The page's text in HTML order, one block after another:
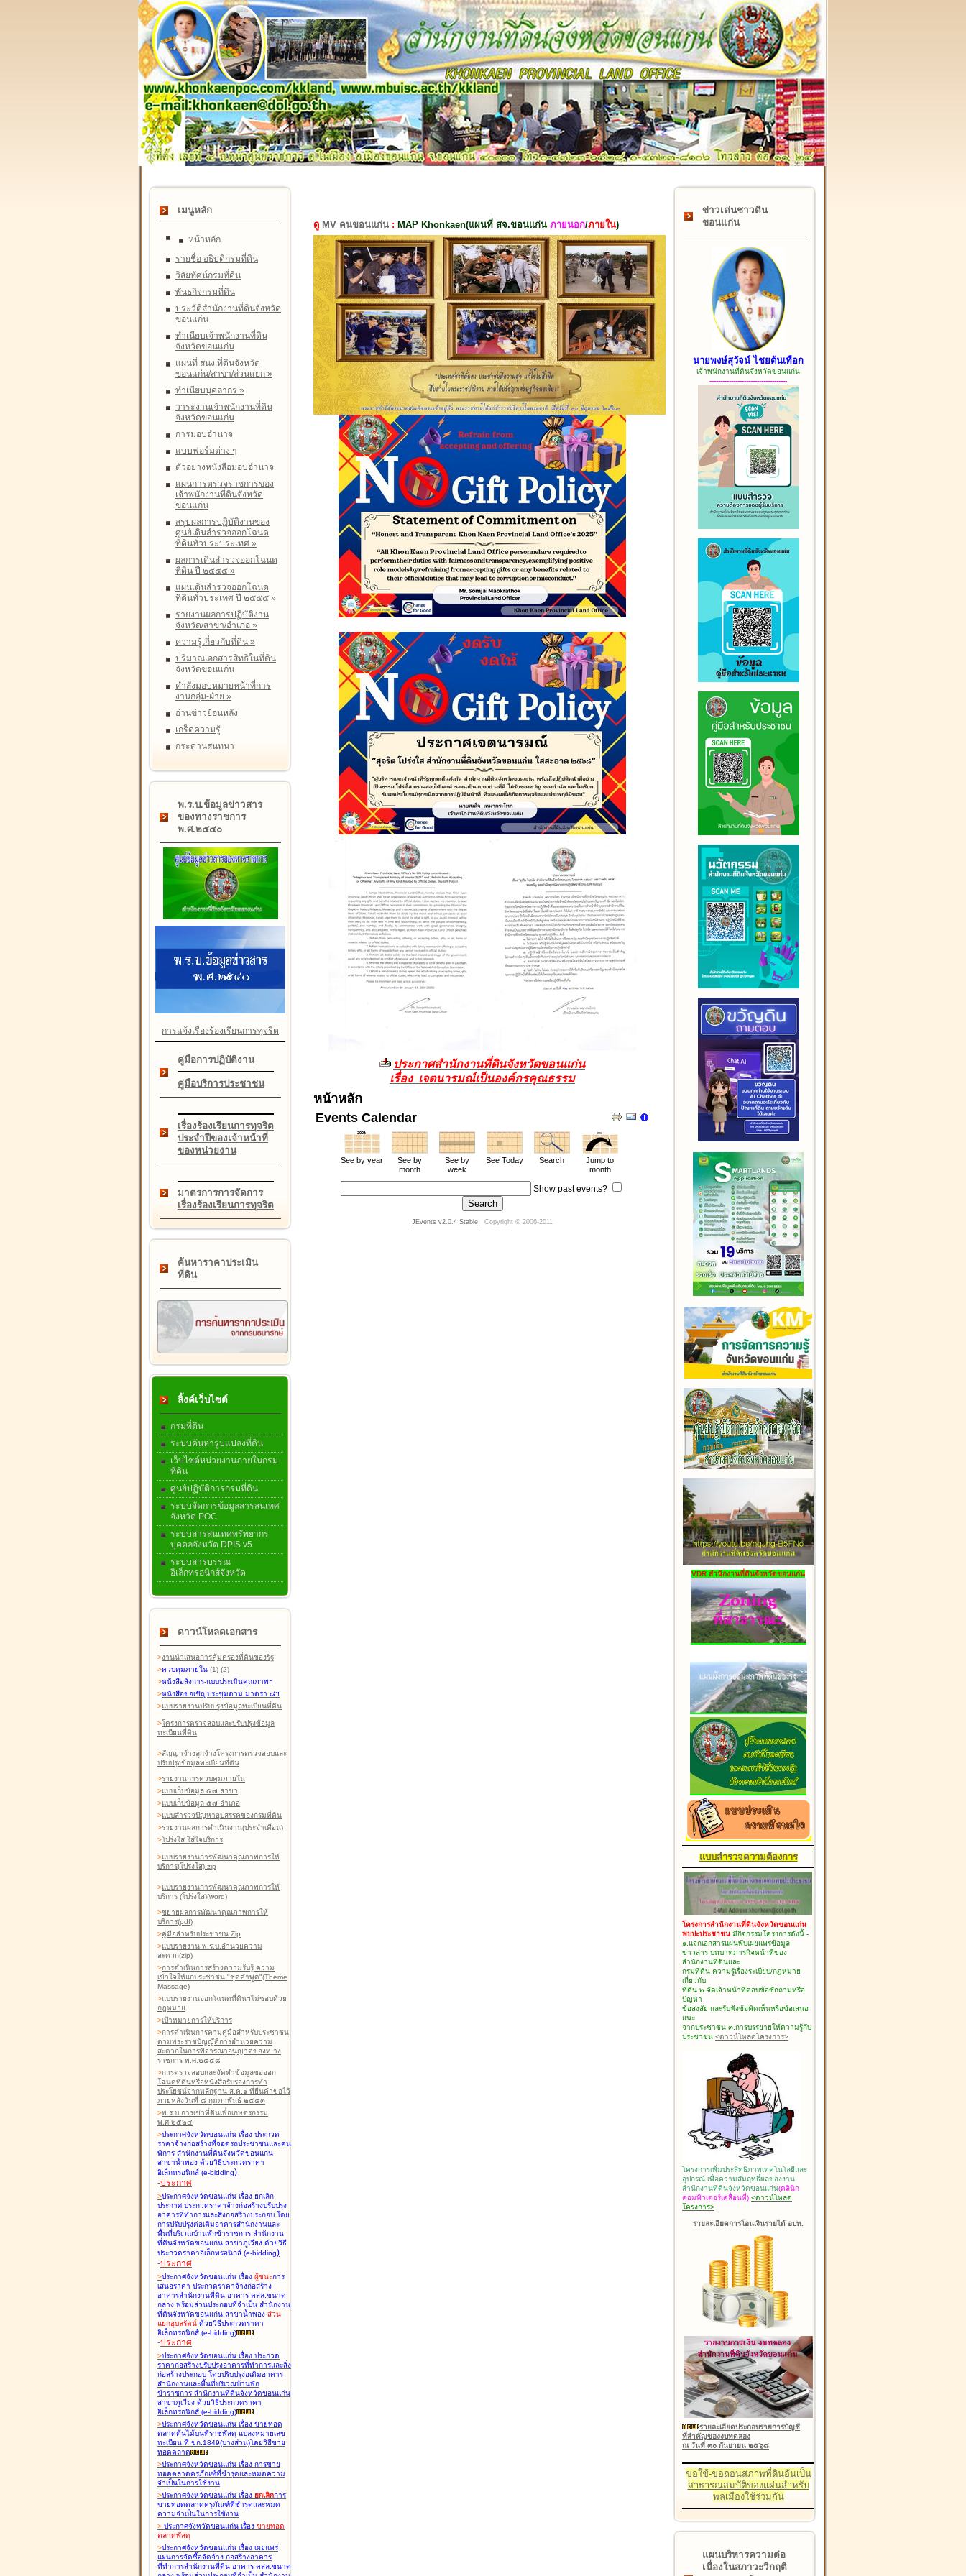
เมนูหลัก
หน้าหลัก
รายชื่อ อธิบดีกรมที่ดิน
วิสัยทัศน์กรมที่ดิน
พันธกิจกรมที่ดิน
ประวัติสำนักงานที่ดินจังหวัด
ขอนแก่น
ทำเนียบเจ้าพนักงานที่ดิน
จังหวัดขอนแก่น
แผนที่ สนง.ที่ดินจังหวัด
ขอนแก่น/สาขา/ส่วนแยก »
ทำเนียบบุคลากร »
วาระงานเจ้าพนักงานที่ดิน
จังหวัดขอนแก่น
การมอบอำนาจ
แบบฟอร์มต่าง ๆ
ตัวอย่างหนังสือมอบอำนาจ
แผนการตรวจราชการของ
เจ้าพนักงานที่ดินจังหวัด
ขอนแก่น
สรุปผลการปฏิบัติงานของ
ศูนย์เดินสำรวจออกโฉนด
ที่ดินทั่วประประเทศ »
ผลการเดินสำรวจออกโฉนด
ที่ดิน ปี ๒๕๕๕ »
แผนเดินสำรวจออกโฉนด
ที่ดินทั่วประเทศ ปี ๒๕๕๕ »
รายงานผลการปฏิบัติงาน
จังหวัด/สาขา/อำเภอ »
ความรู้เกี่ยวกับที่ดิน »
ปริมาณเอกสารสิทธิในที่ดิน
จังหวัดขอนแก่น
คำสั่งมอบหมายหน้าที่การ
งานกลุ่ม-ฝ่าย »
อ่านข่าวย้อนหลัง
เกร็ดความรู้
กระดานสนทนา
พ.ร.บ.ข้อมูลข่าวสาร
ของทางราชการ
พ.ศ.๒๕๔๐
การแจ้งเรื่องร้องเรียนการทุจริต
คู่มือการปฏิบัติงาน
คู่มือบริการประชาชน
เรื่องร้องเรียนการทุจริต
ประจำปีของเจ้าหน้าที่
ของหน่วยงาน
มาตรการการจัดการ
เรื่องร้องเรียนการทุจริต
ค้นหาราคาประเมิน
ที่ดิน
ลิ้งค์เว็บไซต์
กรมที่ดิน
ระบบค้นหารูปแปลงที่ดิน
เว็บไซต์หน่วยงานภายในกรม
ที่ดิน
ศูนย์ปฏิบัติการกรมที่ดิน
ระบบจัดการข้อมูลสารสนเทศ
จังหวัด POC
ระบบสารสนเทศทรัพยากร
บุคคลจังหวัด DPIS v5
ระบบสารบรรณ
อิเล็กทรอนิกส์จังหวัด
ดาวน์โหลดเอกสาร
>งานนำเสนอการคุ้มครองที่ดินของรัฐ
>ควบคุมภายใน (1) (2)
>หนังสือสังการ-แบบประเมินคุณภาพฯ
>หนังสือขอเชิญประชุมตาม มาตรา ๘ฯ
>แบบรายงานปรับปรุงข้อมูลทะเบียนที่ดิน
>โครงการตรวจสอบและปรับปรุงข้อมูล
ทะเบียนที่ดิน
>สัญญาจ้างลูกจ้างโครงการตรวจสอบและ
ปรับปรุงข้อมูลทะเบียนที่ดิน
>รายงานการควบคุมภายใน
>แบบเก็บข้อมูล ๕๗ สาขา
>แบบเก็บข้อมูล ๕๗ อำเภอ
>แบบสำรวจปัญหาอุปสรรคของกรมที่ดิน
>รายงานผลการดำเนินงาน(ประจำเดือน)
>โปร่งใส ใส่ใจบริการ
>แบบรายงานการพัฒนาคุณภาพการให้
บริการ(โปร่งใส).zip
>แบบรายงานการพัฒนาคุณภาพการให้
บริการ (โปร่งใส)(word)
>ขยายผลการพัฒนาคุณภาพการให้
บริการ(pdf)
>คู่มือสำหรับประชาชน Zip
>แบบรายงาน พ.ร.บ.อำนวยความ
สะดวก(zip)
>การดำเนินการสร้างความรับรู้ ความ
เข้าใจให้แก่ประชาชน "ชุดคำพูด"(Theme
Massage)
>แบบรายงานออกโฉนดที่ดินฯไม่ชอบด้วย
กฎหมาย
>เป้าหมายการให้บริการ
>การดำเนินการตามคู่มือสำหรับประชาชน
ตามพระราชบัญญัติการอำนวยความ
สะดวกในการพิจารณาอนุญาตของท าง
ราชการ พ.ศ.๒๕๕๘
>การตรวจสอบและจัดทำข้อมูลขอออก
โฉนดที่ดินหรือหนังสือรับรองการทำ
ประโยชน์จากหลักฐาน ส.ค.๑ ที่ยื่นคำขอไว้
ภายหลังวันที่ ๘ กุมภาพันธ์ ๒๕๕๓
>พ.ร.บ.การเช่าที่ดินเพื่อเกษตรกรรม
พ.ศ.๒๕๒๔
>ประกาศจังหวัดขอนแก่น เรื่อง ประกวด
ราคาจ้างก่อสร้างที่จอดรถประชาชนและคน
พิการ สำนักงานที่ดินจังหวัดขอนแก่น
สาขาน้ำพอง ด้วยวิธีประกวดราคา
อิเล็กทรอนิกส์ (e-bidding)
-ประกาศ
>ประกาศจังหวัดขอนแก่น เรื่อง ยกเลิก
ประกาศ ประกวดราคาจ้างก่อสร้างปรับปรุง
อาคารที่ทำการและสิ่งก่อสร้างประกอบ โดย
การปรับปรุงต่อเติมอาคารสำนักงานและ
พื้นที่บริเวณบ้านพักข้าราชการ สำนักงาน
ที่ดินจังหวัดขอนแก่น สาขาภูเวียง ด้วยวิธี
ประกวดราคาอิเล็กทรอนิกส์ (e-bidding)
-ประกาศ
>ประกาศจังหวัดขอนแก่น เรื่อง ผู้ชนะการ
เสนอราคา ประกวดราคาจ้างก่อสร้าง
อาคารสำนักงานที่ดิน อาคาร คสล.ขนาด
กลาง พร้อมส่วนประกอบที่จำเป็น สำนักงาน
ที่ดินจังหวัดขอนแก่น สาขาน้ำพอง ส่วน
แยกอุบลรัตน์ ด้วยวิธีประกวดราคา
อิเล็กทรอนิกส์ (e-bidding)
-ประกาศ
>ประกาศจังหวัดขอนแก่น เรื่อง ประกวด
ราคาก่อสร้างปรับปรุงอาคารที่ทำการและสิ่ง
ก่อสร้างประกอบ โดยปรับปรุง่อเติมอาคาร
สำนักงานและพื้นที่บริเวณบ้านพัก
ข้าราชการ สำนักงานที่ดินจังหวัดขอนแก่น
สาขาภูเวียง ด้วยวิธีประกวดราคา
อิเล็กทรอนิกส์ (e-bidding)
>ประกาศจังหวัดขอนแก่น เรื่อง ขายทอด
ตลาดต้นไม้บนที่ราชพัสดุ แปลงหมายเลข
ทะเบียน ที่ ขก.1849(บางส่วน)โดยวิธีขาย
ทอดตลาด
>ประกาศจังหวัดขอนแก่น เรื่อง การขาย
ทอดตลาดครุภัณฑ์ที่ชำรุดและหมดความ
จำเป็นในการใช้งาน
>ประกาศจังหวัดขอนแก่น เรื่อง ยกเลิกการ
ขายทอดตลาดครุภัณฑ์ที่ชำรุดและหมด
ความจำเป็นในการใช้งาน
> ประกาศจังหวัดขอนแก่น เรื่อง ขายทอด
ตลาดพัสดุ
>ประกาศจังหวัดขอนแก่น เรื่อง เผยแพร่
แผนการจัดซื้อจัดจ้าง ก่อสร้างอาคาร
ที่ทำการสำนักงานที่ดิน อาคาร คสล.ขนาด
๑๗ กุมภาพันธ์ "วันคล้ายวันสถาปนากรมที่ดิน" ครบรอบ ๑
ดู MV คนขอนแก่น : MAP Khonkaen(แผนที่ สจ.ขอนแก่น ภายนอก/ภายใน)
ประกาศสำนักงานที่ดินจังหวัดขอนแก่น
เรื่อง เจตนารมณ์เป็นองค์กรคุณธรรม
หน้าหลัก
Events Calendar
See by year
See by
month
See by
week
See Today Search
Jump to
month
Show past events?
JEvents v2.0.4 Stable Copyright © 2006-2011
ข่าวเด่นชาวดิน
ขอนแก่น
นายพงษ์สุวัจน์ ไชยต้นเทือก
เจ้าพนักงานที่ดินจังหวัดขอนแก่น
------------------------------------
VDR สำนักงานที่ดินจังหวัดขอนแก่น
แบบสำรวจความต้องการ
โครงการสำนักงานที่ดินจังหวัดขอนแก่น
พบปะประชาชน มีกิจกรรมโครงการดังนี้.-
๑.แจกเอกสารแผ่นพับเผยแพร่ข้อมูล
ข่าวสาร บทบาทภารกิจหน้าที่ของ
สำนักงานที่ดินและ
กรมที่ดิน ความรู้เรื่องระเบียบ/กฎหมาย
เกี่ยวกับ
ที่ดิน ๒.จัดเจ้าหน้าที่ตอบข้อซักถามหรือ
ปัญหา
ข้อสงสัย และรับฟังข้อคิดเห็นหรือข้อเสนอ
แนะ
จากประชาชน ๓.การบรรยายให้ความรู้กับ
ประชาชน <ดาวน์โหลดโครงการ>
โครงการเพิ่มประสิทธิภาพเทคโนโลยีและ
อุปกรณ์ เพื่อความสัมฤทธิ์ผลของงาน
สำนักงานที่ดินจังหวัดขอนแก่น(คลินิก
คอมพิวเตอร์เคลื่อนที่) <ดาวน์โหลด
โครงการ>
รายละเอียดการโอนเงินรายได้ อปท.
รายละเอียดประกอบรายการบัญชี
ที่สำคัญของงบทดลอง
ณ วันที่ ๓๐ กันยายน ๒๕๖๘
ขอใช้-ขอถอนสภาพที่ดินอันเป็น
สาธารณสมบัติของแผ่นสำหรับ
พลเมืองใช้ร่วมกัน
แผนบริหารความต่อ
เนื่องในสภาวะวิกฤติ